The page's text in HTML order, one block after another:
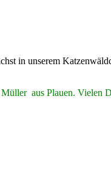
in unserem
aus Plauen. Vielen